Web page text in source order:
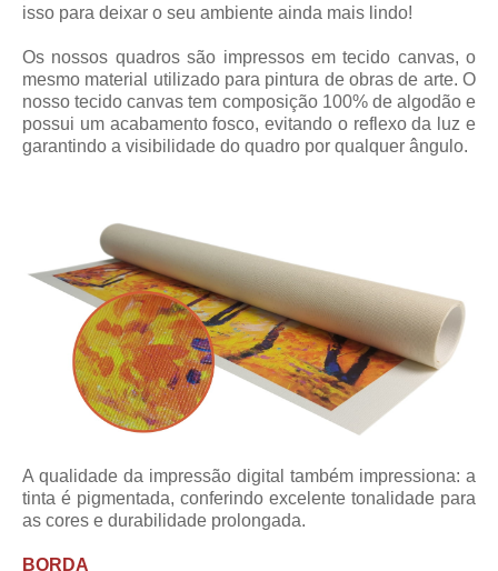
isso para deixar o seu ambiente ainda mais lindo!
Os nossos quadros são impressos em tecido canvas, o
mesmo material utilizado para pintura de obras de arte. O
nosso tecido canvas tem composição 100% de algodão e
possui um acabamento fosco, evitando o reflexo da luz e
garantindo a visibilidade do quadro por qualquer ângulo.
A qualidade da impressão digital também impressiona: a
tinta é pigmentada, conferindo excelente tonalidade para
as cores e durabilidade prolongada.
BORDA